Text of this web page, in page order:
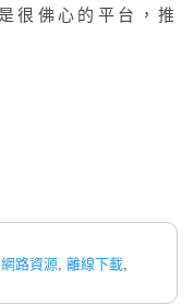
很佛心的平台，推
網路資源 離線下載